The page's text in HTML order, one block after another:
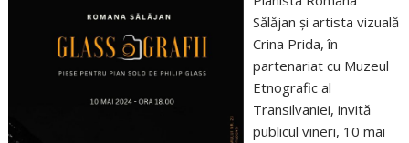
Sălăjan și artista vizuală
Crina Prida, în
partenariat cu Muzeul
Etnografic al
Transilvaniei, invită
publicul vineri, 10 mai